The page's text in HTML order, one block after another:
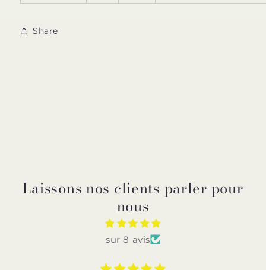
Share
Laissons nos clients parler pour
nous
sur 8 avis